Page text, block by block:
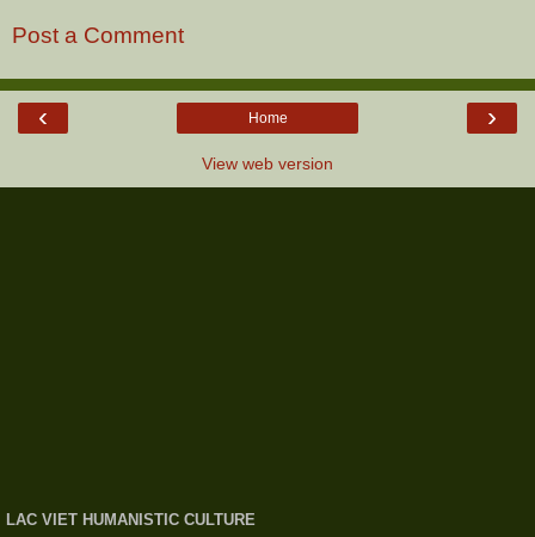
Post a Comment
‹ ›
Home
View web version
LAC VIET HUMANISTIC CULTURE